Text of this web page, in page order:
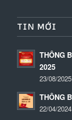
TIN MỚI
THÔNG
2025
23/08/
THÔNG
22/04/